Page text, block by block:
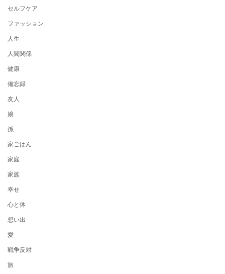
セルフケア
ファッション
人生
人間関係
健康
備忘録
友人
娘
孫
家ごはん
家庭
家族
幸せ
心と体
想い出
愛
戦争反対
旅